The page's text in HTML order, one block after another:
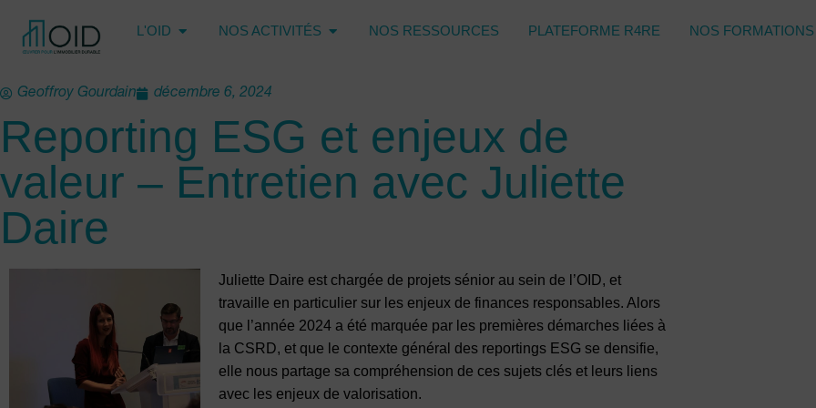
L'OID NOS ACTIVITÉS NOS RESSOURCES PLATEFORME R4RE NOS FORMATIONS
Geoffroy Gourdain décembre 6, 2024
Reporting ESG et enjeux de
valeur – Entretien avec Juliette
Daire
Juliette Daire est chargée de projets sénior au sein de l’OID, et
travaille en particulier sur les enjeux de finances responsables. Alors
que l’année 2024 a été marquée par les premières démarches liées à
la CSRD, et que le contexte général des reportings ESG se densifie,
elle nous partage sa compréhension de ces sujets clés et leurs liens
avec les enjeux de valorisation.